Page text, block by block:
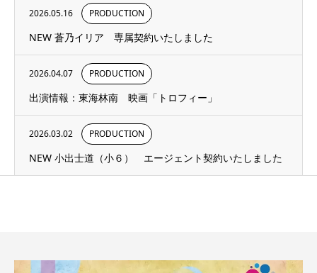
2026.05.16 PRODUCTION
NEW 蒼乃イリア 専属契約いたしました
2026.04.07 PRODUCTION
出演情報：東海林南 映画「トロフィー」
2026.03.02 PRODUCTION
NEW 小出士道（小６） エージェント契約いたしました